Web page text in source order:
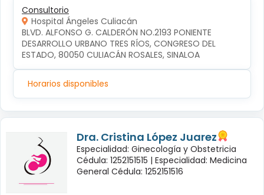
Consultorio
Hospital Ángeles Culiacán
BLVD. ALFONSO G. CALDERÓN NO.2193 PONIENTE
DESARROLLO URBANO TRES RÍOS, CONGRESO DEL
ESTADO, 80050 CULIACÁN ROSALES, SINALOA
Horarios disponibles
Dra. Cristina López Juarez
Especialidad: Ginecología y Obstetricia
Cédula: 1252151515 | Especialidad: Medicina
General Cédula: 1252151516